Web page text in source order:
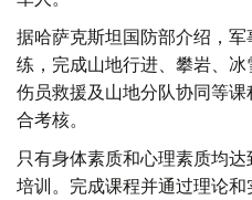
据哈萨克斯坦国防部介绍，
练，完成山地行进、攀岩、冰
伤员救援及山地分队协同等
合考核。
只有身体素质和心理素质均
培训。完成课程并通过理论